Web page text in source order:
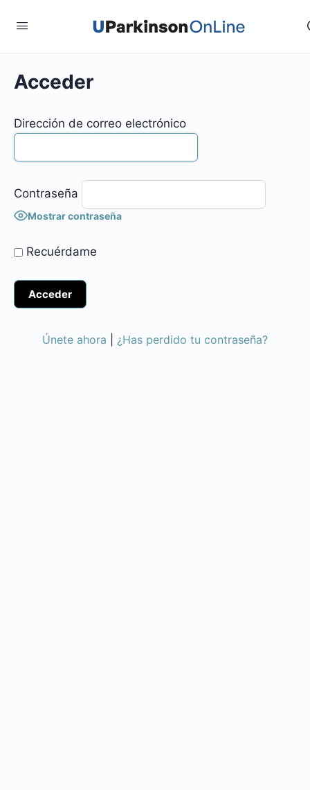
Acceder
Dirección de correo electrónico
Contraseña
Mostrar contraseña
Recuérdame
Únete ahora ¿Has perdido tu contraseña?